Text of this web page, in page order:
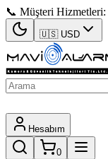
📞 Müşteri Hizmetleri:
🇺🇸 USD
Hesabım
0